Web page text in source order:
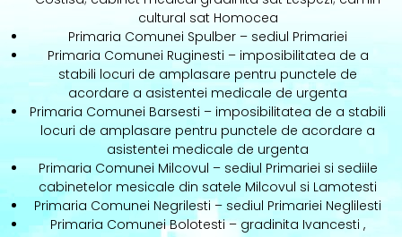
cultural sat Homocea
Primaria Comunei Spulber – sediul Primariei
Primaria Comunei Ruginesti – imposibilitatea de a
stabili locuri de amplasare pentru punctele de
acordare a asistentei medicale de urgenta
Primaria Comunei Barsesti – imposibilitatea de a stabili
locuri de amplasare pentru punctele de acordare a
asistentei medicale de urgenta
Primaria Comunei Milcovul – sediul Primariei si sediile
cabinetelor mesicale din satele Milcovul si Lamotesti
Primaria Comunei Negrilesti – sediul Primariei Neglilesti
Primaria Comunei Bolotesti – gradinita Ivancesti ,